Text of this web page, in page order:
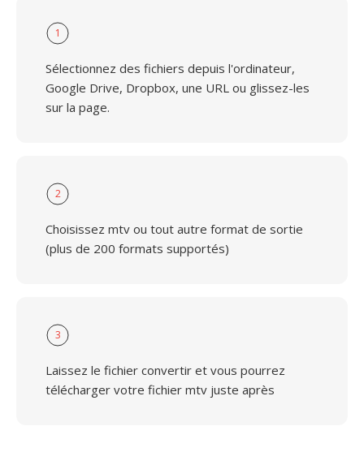
1
Sélectionnez des fichiers depuis l'ordinateur,
Google Drive, Dropbox, une URL ou glissez-les
sur la page.
2
Choisissez mtv ou tout autre format de sortie
(plus de 200 formats supportés)
3
Laissez le fichier convertir et vous pourrez
télécharger votre fichier mtv juste après